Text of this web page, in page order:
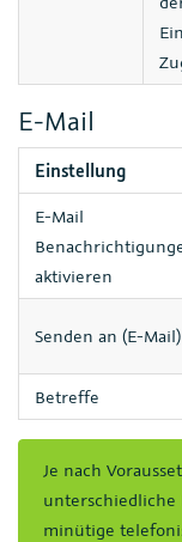
E-Mail
Einstellung
E-Mail
aktivieren
Senden an (E-Mail)
Betreffe
Je nach
unterschiedliche
minütige